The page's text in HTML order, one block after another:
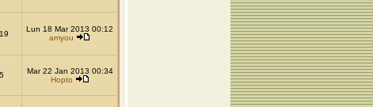
Lun 18 Mar 2013 00:12
amyou
Mar 22 Jan 2013 00:34
Hopto